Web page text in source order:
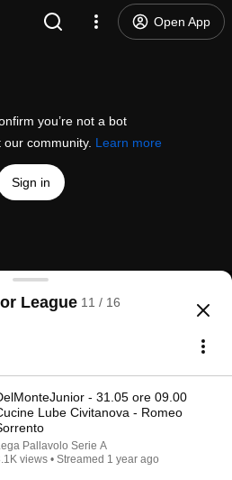
Open App
you’re not a bot
community. Learn more
Sign in
ore 17.00 Kioene Padova
League 11 / 16
- 31.05 ore 09.00
Lube Civitanova - Romeo
Pallavolo Serie A
views • Streamed 1 year ago